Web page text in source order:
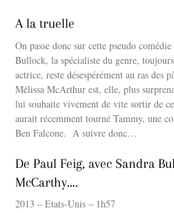
A la truelle
On passe donc sur cette pseudo
Bullock, la spécialiste du genre,
actrice, reste désespérément au ras des
Mélissa McArthur est, elle, plus
lui souhaite vivement de vite sortir de
aurait récemment tourné Tammy, une
Ben Falcone. A suivre donc…
De Paul Feig, avec Sandra
McCarthy….
2013 – Etats-Unis – 1h57